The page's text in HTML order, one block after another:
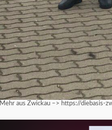
Mehr aus Zwickau –> https://